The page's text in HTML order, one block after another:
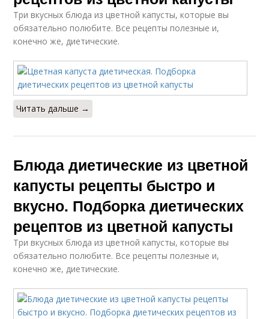
Три вкусных блюда из цветной капусты, которые вы
обязательно полюбите. Все рецепты полезные и,
конечно же, диетические.
Читать дальше →
Блюда диетические из цветной
капусты рецепты быстро и
вкусно. Подборка диетических
рецептов из цветной капусты
Три вкусных блюда из цветной капусты, которые вы
обязательно полюбите. Все рецепты полезные и,
конечно же, диетические.